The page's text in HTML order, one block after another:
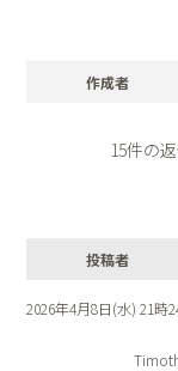
作成者
15件の
投稿者
2026年4月8日(水) 21時